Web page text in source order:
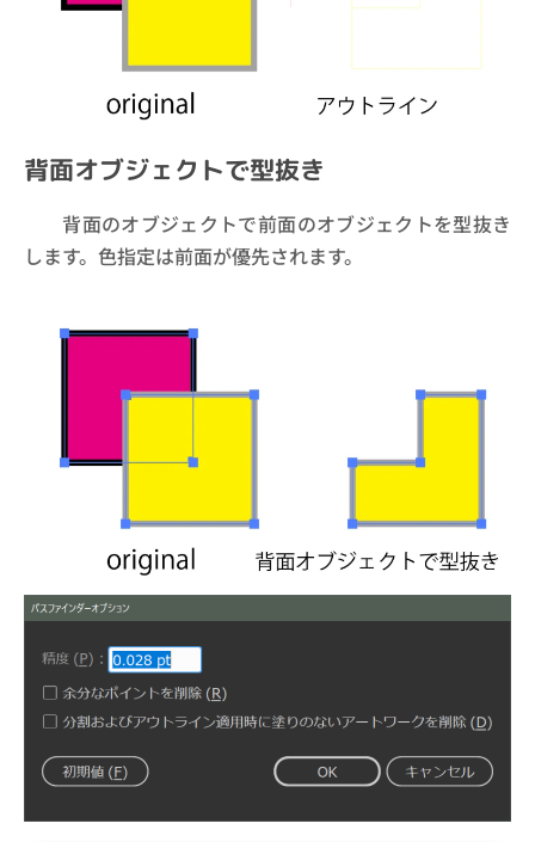
背面オブジェクトで型抜き
背面のオブジェクトで前面のオブジェクトを型抜き
します。色指定は前面が優先されます。